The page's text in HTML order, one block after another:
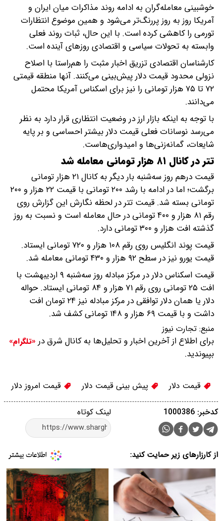
خوشبینی معامله‌گران به ادامه روند مذاکرات میان ایران و
آمریکا روز به روز پررنگ‌تر می‌شود و همین موضوع انتظارات
تورمی را کاهشی کرده است. با این حال، ثبات روند فعلی
وابسته به تحولات سیاسی و اقتصادی روزهای آینده است.
کارشناسان اقتصادی تزریق اخبار مثبت را هم‌راستا با اصلاح
نزولی محدود قیمت دلار پیش‌بینی می‌کنند. آنها منطقه قیمتی
۷۲ تا ۷۵ هزار تومانی را نیز برای اسکناس آمریکا محتمل
می‌دانند.
با توجه به اینکه بازار ارز در وضعیت انتظاری قرار دارد به نظر
می‌رسد نوسانات فعلی قیمت دلار بیشتر احساسی و بر پایه
شایعات، گمانه‌زنی‌ها و امیدواری‌هاست.
تتر در کانال ۸۱ هزار تومانی معامله شد
قیمت درهم روز سه‌شنبه بار دیگر به کانال ۲۱ هزار تومانی
برگشت؛ اما در ادامه با رشد ۲۰۰ تومانی با قیمت ۲۲ هزار و ۲۰۰
تومانی بسته شد. قیمت تتر در لحظه نگارش این گزارش روی
رقم ۸۱ هزار و ۴۰۰ تومانی در حال معامله است و نسبت به روز
گذشته افت هزار و ۳۰۰ تومانی دارد.
قیمت پوند انگلیس روی رقم ۱۰۸ هزار و ۷۲۰ تومانی ایستاد.
قیمت یورو نیز در سطح ۹۲ هزار و ۴۳۰ تومانی معامله شد.
قیمت اسکناس دلار در مرکز مبادله روز سه‌شنبه ۹ اردیبهشت با
افت ۲۵ تومانی روی رقم ۷۱ هزار و ۸۴ تومانی ایستاد. حواله
دلار یا همان دلار توافقی در مرکز مبادله نیز ۲۴ تومان افت
داشت و با قیمت ۶۹ هزار و ۱۴۸ تومانی کشف شد.
منبع: تجارت نیوز
برای اطلاع از آخرین اخبار و تحلیل‌ها به کانال شرق در «تلگرام»
بپیوندید.
قیمت دلار پیش بینی قیمت دلار قیمت امروز دلار
لینک کوتاه کدخبر: 1000386
از کارزارهای زیر حمایت کنید: